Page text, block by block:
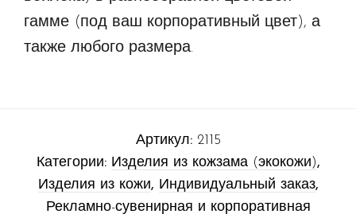
гамме (под ваш корпоративный цвет), а
также любого размера.
Артикул: 2115
Категории: Изделия из кожзама (экокожи),
Изделия из кожи, Индивидуальный заказ,
Рекламно-сувенирная и корпоративная